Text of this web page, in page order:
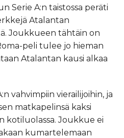
Serie A:n taistossa peräti
Atalantan
Joukkueen tähtäin on
peli tulee jo hieman
Atalantan kausi alkaa
vahvimpiin vierailijoihin, ja
matkapelinsä kaksi
kotiluolassa. Joukkue ei
kumartelemaan